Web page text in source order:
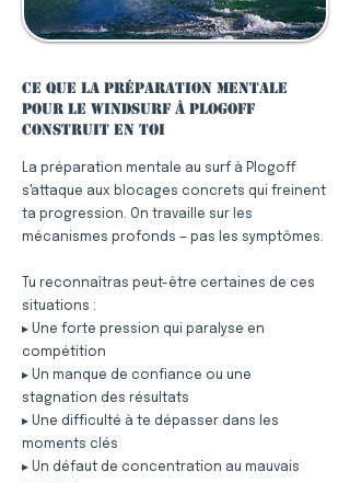
Ce que la préparation mentale
pour le windsurf à Plogoff
construit en toi
La préparation mentale au surf à Plogoff
s'attaque aux blocages concrets qui freinent
ta progression. On travaille sur les
mécanismes profonds — pas les symptômes.
Tu reconnaîtras peut-être certaines de ces
situations :
▸ Une forte pression qui paralyse en
compétition
▸ Un manque de confiance ou une
stagnation des résultats
▸ Une difficulté à te dépasser dans les
moments clés
▸ Un défaut de concentration au mauvais